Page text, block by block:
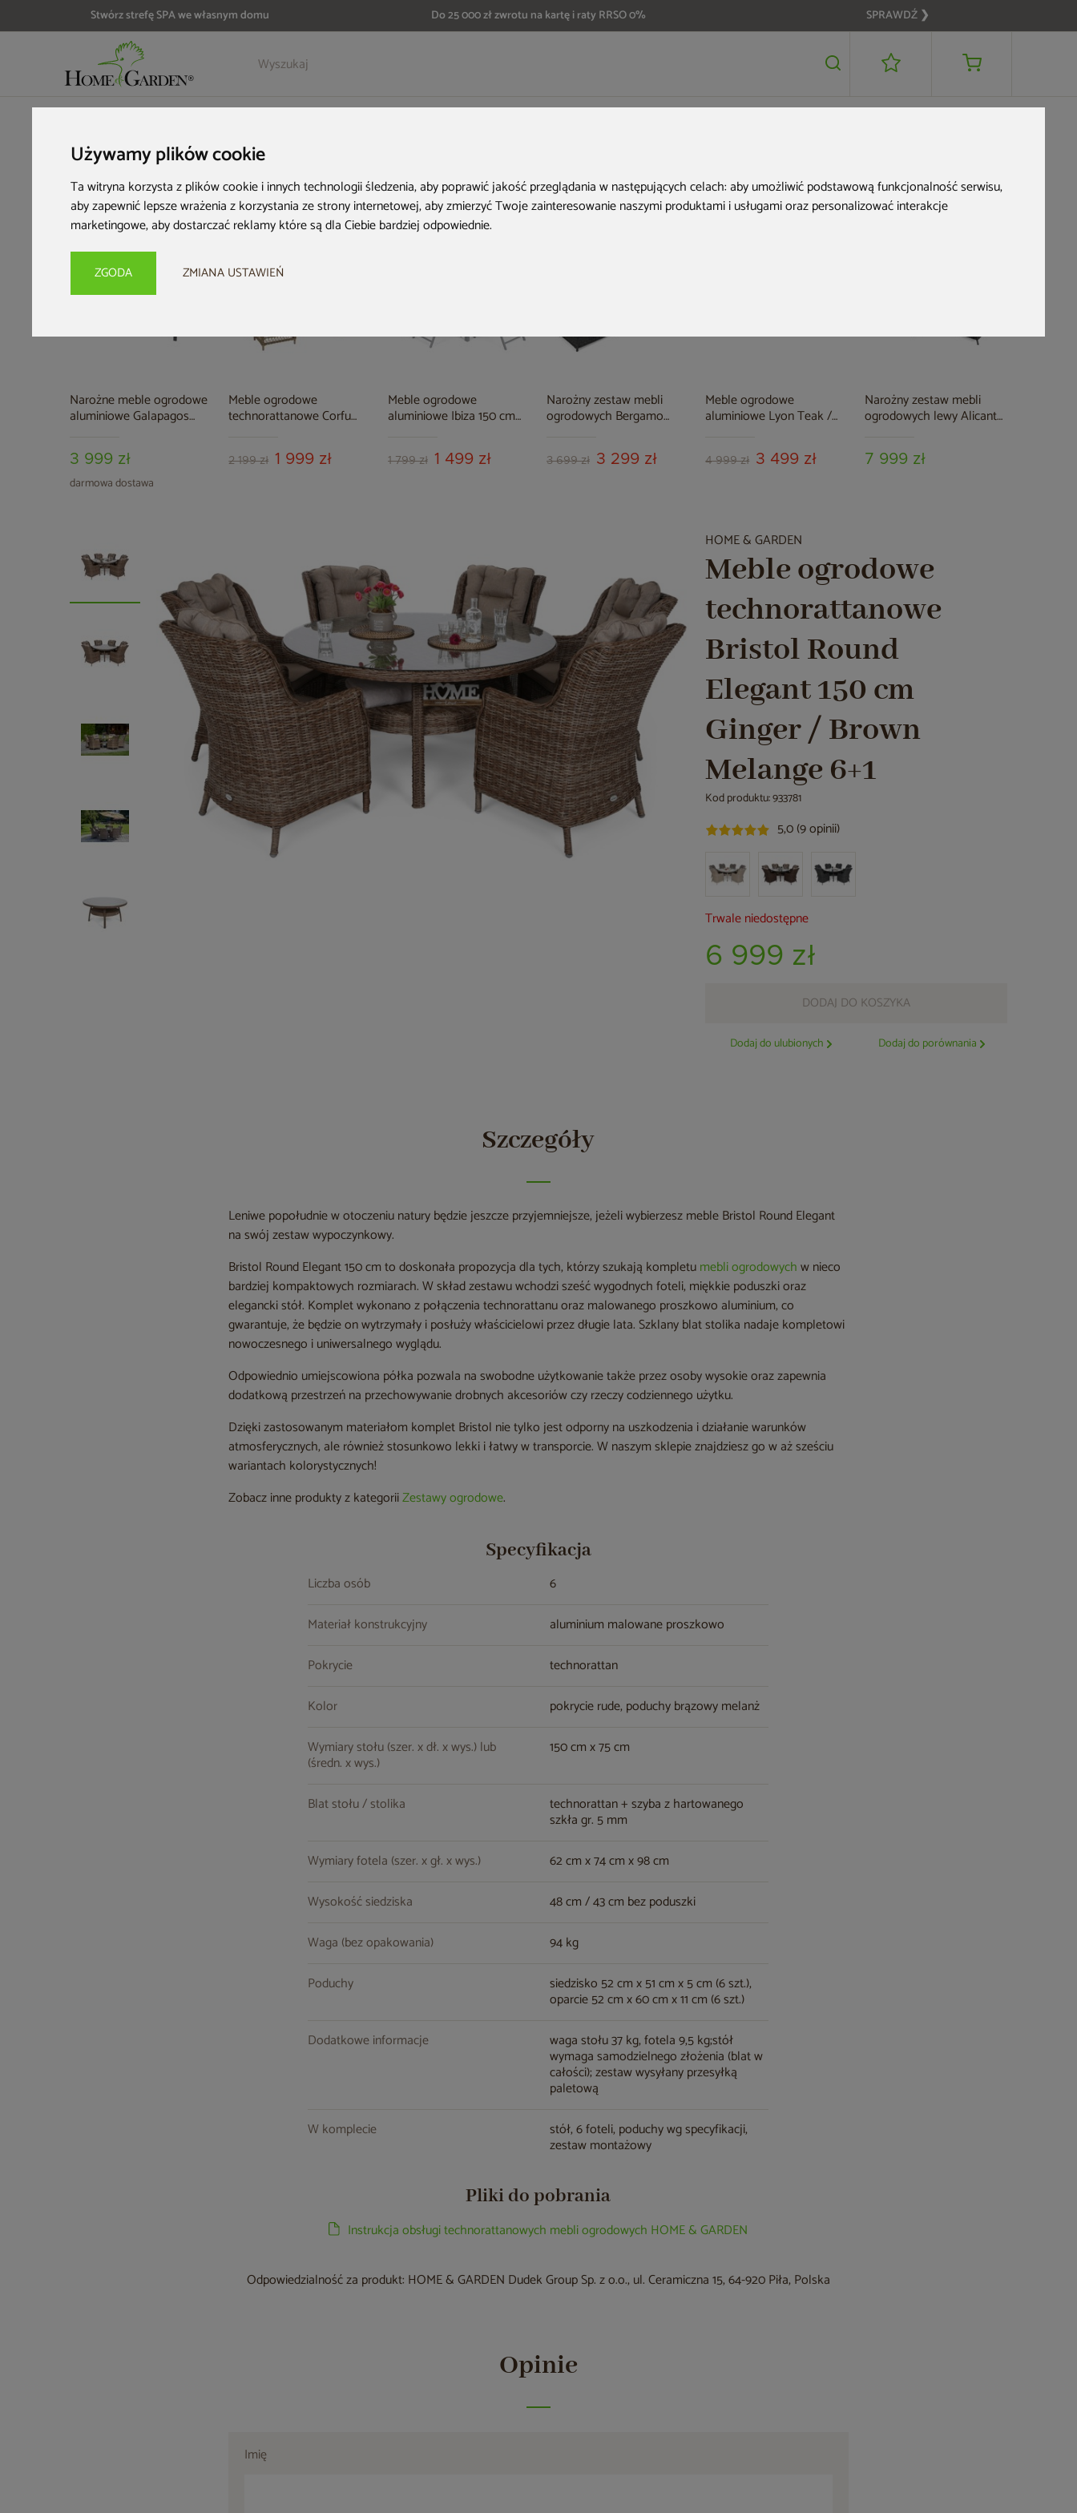
Używamy plików cookie
Ta witryna korzysta z plików cookie i innych technologii śledzenia, aby poprawić jakość przeglądania w następujących celach:aby umożliwić podstawową funkcjonalność serwisu,
aby zapewnić lepsze wrażenia z korzystania ze strony internetowej,aby zmierzyć Twoje zainteresowanie naszymi produktami i usługami oraz personalizować interakcje
marketingowe,aby dostarczać reklamy które są dla Ciebie bardziej odpowiednie.
ZGODA ZMIANA USTAWIEŃ
Stwórz strefę SPA we własnym domu Do 25 000 zł zwrotu na kartę i raty RRSO 0% SPRAWDŹ ❯
Szczegóły Opinie Akcesoria 6 999 zł DODAJ DO KOSZYKA
Narożne meble ogrodowe
aluminiowe Galapagos
3 999 zł
darmowa dostawa
Meble ogrodowe
technorattanowe Corfu
2 199 zł 1 999 zł
Meble ogrodowe
aluminiowe Ibiza 150 cm
1 799 zł 1 499 zł
Narożny zestaw mebli
ogrodowych Bergamo
3 699 zł 3 299 zł
Meble ogrodowe
aluminiowe Lyon Teak /
4 999 zł 3 499 zł
Narożny zestaw mebli
ogrodowych lewy Alicante
pufami
7 999 zł
HOME & GARDEN
Meble ogrodowe
technorattanowe
Bristol Round
Elegant 150 cm
Ginger / Brown
Melange 6+1
Kod produktu: 933781
5,0 (9 opinii)
Trwale niedostępne
6 999 zł
DODAJ DO KOSZYKA
Dodaj do ulubionych Dodaj do porównania
Szczegóły
Leniwe popołudnie w otoczeniu natury będzie jeszcze przyjemniejsze, jeżeli wybierzesz meble Bristol Round Elegant
na swój zestaw wypoczynkowy.
Bristol Round Elegant 150 cm to doskonała propozycja dla tych, którzy szukają kompletumebli ogrodowychw nieco
bardziej kompaktowych rozmiarach. W skład zestawu wchodzi sześć wygodnych foteli, miękkie poduszki oraz
elegancki stół. Komplet wykonano z połączenia technorattanu oraz malowanego proszkowo aluminium, co
gwarantuje, że będzie on wytrzymały i posłuży właścicielowi przez długie lata. Szklany blat stolika nadaje kompletowi
nowoczesnego i uniwersalnego wyglądu.
Odpowiednio umiejscowiona półka pozwala na swobodne użytkowanie także przez osoby wysokie oraz zapewnia
dodatkową przestrzeń na przechowywanie drobnych akcesoriów czy rzeczy codziennego użytku.
Dzięki zastosowanym materiałom komplet Bristol nie tylko jest odporny na uszkodzenia i działanie warunków
atmosferycznych, ale również stosunkowo lekki i łatwy w transporcie. W naszym sklepie znajdziesz go w aż sześciu
wariantach kolorystycznych!
Zobacz inne produkty z kategoriiZestawy ogrodowe.
Specyfikacja
Liczba osób
6
Materiał konstrukcyjny
aluminium malowane proszkowo
Pokrycie
technorattan
Kolor
pokrycie rude, poduchy brązowy melanż
Wymiary stołu (szer. x dł. x wys.) lub
(średn. x wys.)
150 cm x 75 cm
Blat stołu / stolika technorattan + szyba z hartowanego
szkła gr. 5 mm
Wymiary fotela (szer. x gł. x wys.)
62 cm x 74 cm x 98 cm
Wysokość siedziska
48 cm / 43 cm bez poduszki
Waga (bez opakowania)
94 kg
Poduchy
siedzisko 52 cm x 51 cm x 5 cm (6 szt.),
oparcie 52 cm x 60 cm x 11 cm (6 szt.)
Dodatkowe informacje
waga stołu 37 kg, fotela 9,5 kg;stół
wymaga samodzielnego złożenia (blat w
całości); zestaw wysyłany przesyłką
paletową
W komplecie
stół, 6 foteli, poduchy wg specyfikacji,
zestaw montażowy
Pliki do pobrania
Instrukcja obsługi technorattanowych mebli ogrodowych HOME & GARDEN
Odpowiedzialność za produkt: HOME & GARDEN Dudek Group Sp. z o.o., ul. Ceramiczna 15, 64-920 Piła, Polska
Opinie
Imię